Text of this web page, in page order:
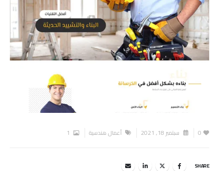
0 سبتمبر 18, 2021 أعمال هندسية
SHARE